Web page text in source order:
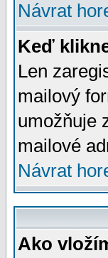
Návrat
Keď
Len
mailový
umožňuje
mailové
Návrat
Ako